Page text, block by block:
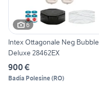
6
Intex Ottagonale Neg Bubble
Deluxe 28462EX
900 €
Badia Polesine(RO)